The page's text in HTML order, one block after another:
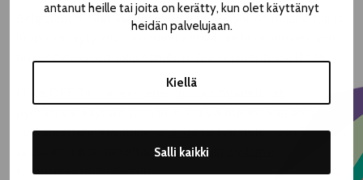
antanut heille tai joita on kerätty, kun olet käyttänyt
heidän palvelujaan.
Kiellä
Salli kaikki
Miet Warlopin Fruits of Labor
on maanantaina
loppuunmyyty, mutta nopeat ehtivät vielä ostamaan liput
tiistainäytökseen, joka nähdään Teatterimontussa klo 16.
Tukkateatterin kesätrilleriaLindatai kuuntelemaan Suomen
Lausujien Liiton runoiltaaKaikin soluin, sydämin
kulttuuriravintola Kiveen.